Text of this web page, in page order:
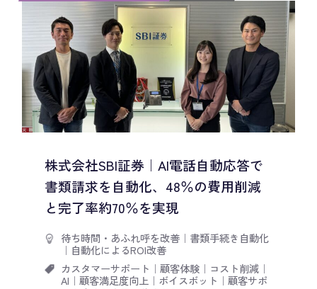
株式会社SBI証券｜AI電話自動応答で
書類請求を自動化、48％の費用削減
と完了率約70％を実現
待ち時間・あふれ呼を改善｜ 書類手続き自動化
｜ 自動化によるROI改善
カスタマーサポート ｜ 顧客体験｜ コスト削減｜
AI ｜ 顧客満足度向上 ｜ ボイスボット ｜ 顧客サポ